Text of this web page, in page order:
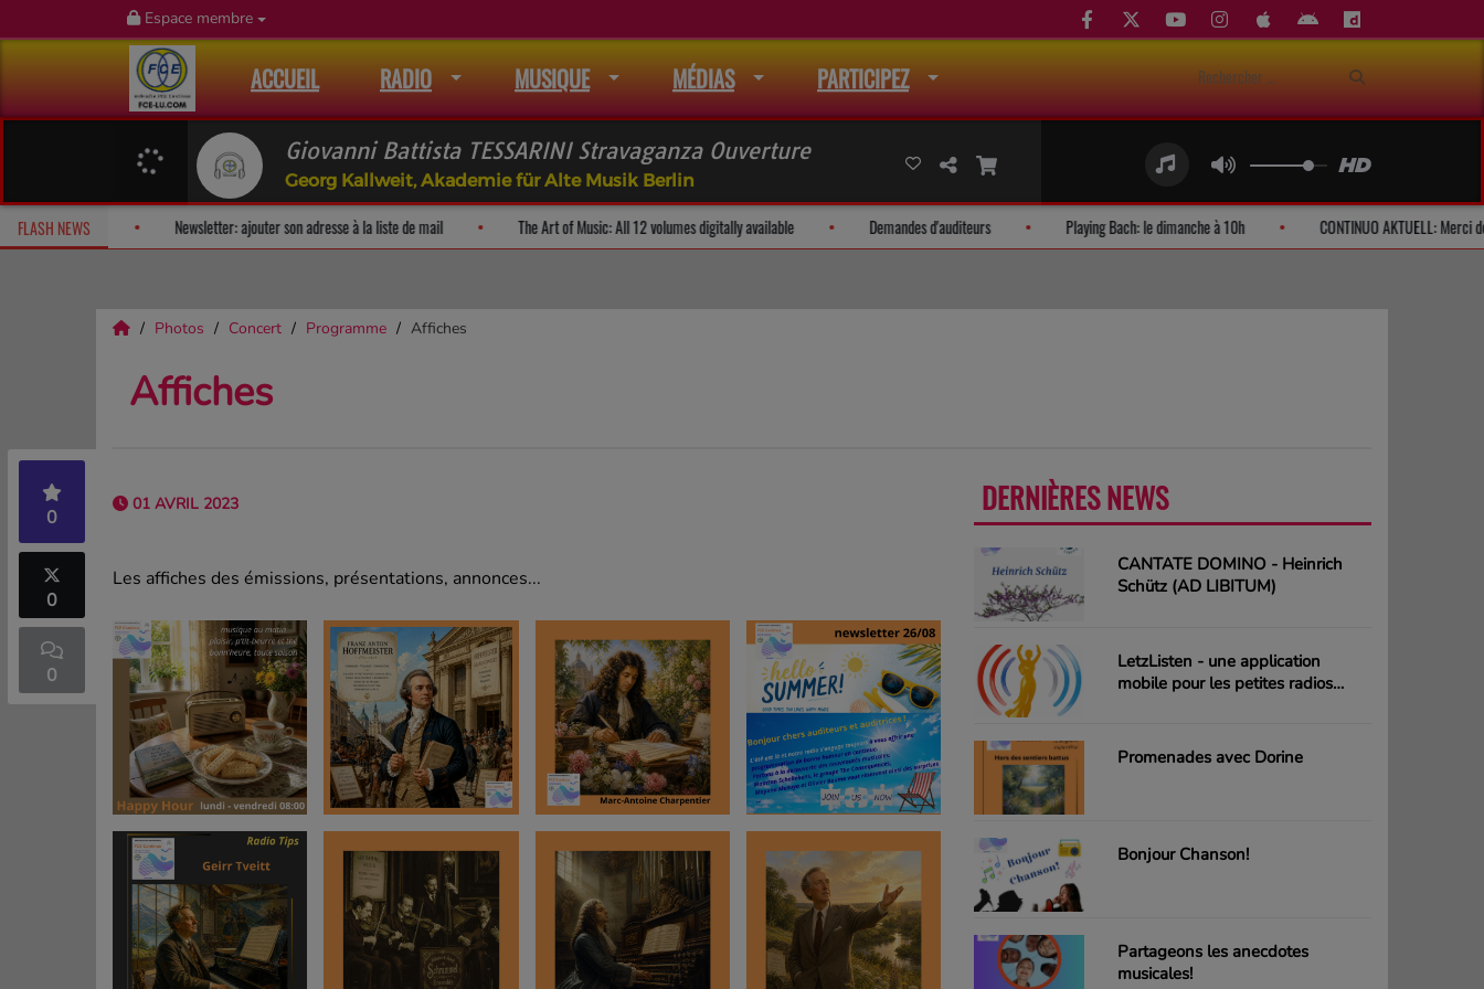
Espace membre
ACCUEIL RADIO MUSIQUE MÉDIAS PARTICIPEZ
Giovanni Battista TESSARINI Stravaganza Ouverture
Georg Kallweit, Akademie für Alte Musik Berlin
FLASH NEWSFan Releases & Merch Newsletter: ajouter son adresse à la liste de mail The Art of Music: All 12 volumes digitally available Demandes d'auditeurs Playing Bach: le dimanche à 10h
Photos Concert Programme Affiches
Affiches
0
0
0
01 AVRIL 2023
Les affiches des émissions, présentations, annonces...
DERNIÈRES NEWS
CANTATE DOMINO - Heinrich
Schütz (AD LIBITUM)
LetzListen - une application
mobile pour les petites radios
Promenades avec Dorine
Bonjour Chanson!
Partageons les anecdotes
musicales!